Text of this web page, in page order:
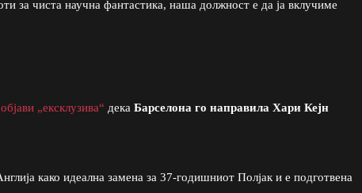
за чиста научна фантастика, наша должност е да ја вклучиме
„ексклузива“ дека Барселона го направила Хари Кејн
како идеална замена за 37-годишниот Полјак и е подготвена